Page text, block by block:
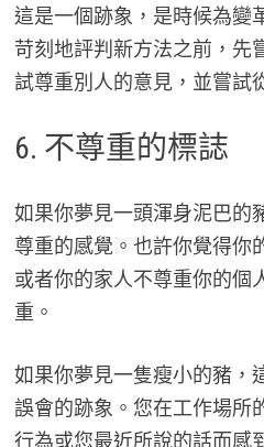
這是一個跡象，是時候為變
苛刻地評判新方法之前，先
試尊重別人的意見，並嘗試
6. 不尊重的標誌
如果你夢見一頭渾身泥巴的
尊重的感覺。也許你覺得你
或者你的家人不尊重你的個
重。
如果你夢見一隻瘦小的豬，
誤會的跡象。您在工作場所
行為或您最近所說的話而感